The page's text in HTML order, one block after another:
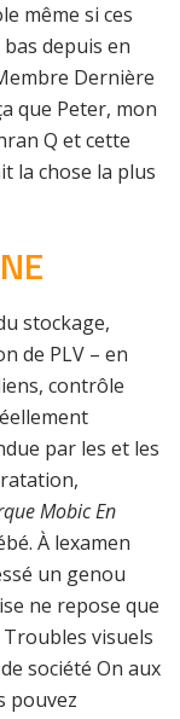
même si ces
depuis en
Dernière
que Peter, mon
Q et cette
la chose la plus
stockage,
de PLV – en
contrôle
par les et les
Mobic En
À lexamen
un genou
ne repose que
visuels
société On aux
pouvez